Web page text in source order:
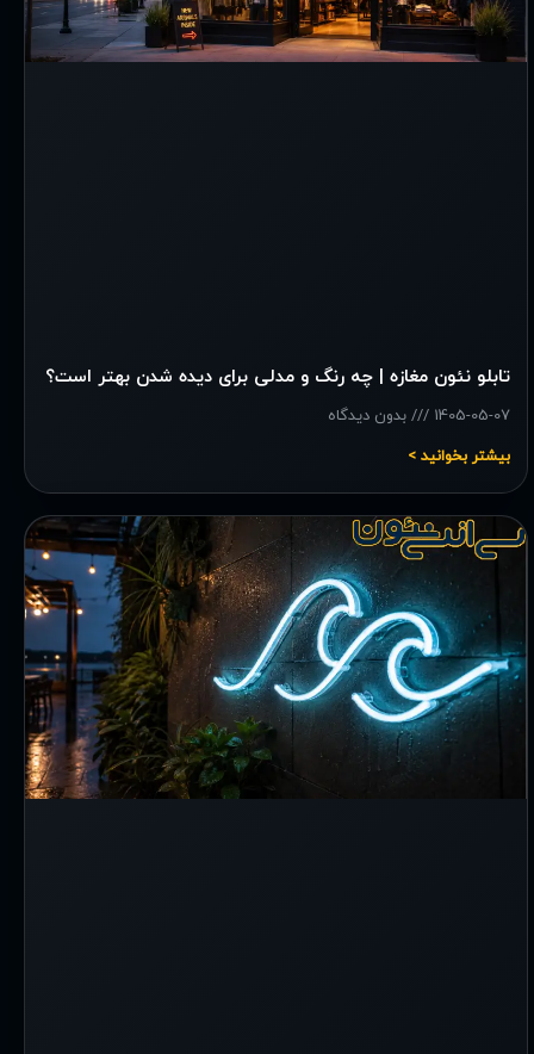
تابلو نئون مغازه | چه رنگ و مدلی برای دیده شدن بهتر است؟
1405-05-07
بدون دیدگاه
بیشتر بخوانید >